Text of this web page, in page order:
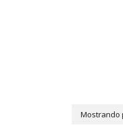
Mostrando